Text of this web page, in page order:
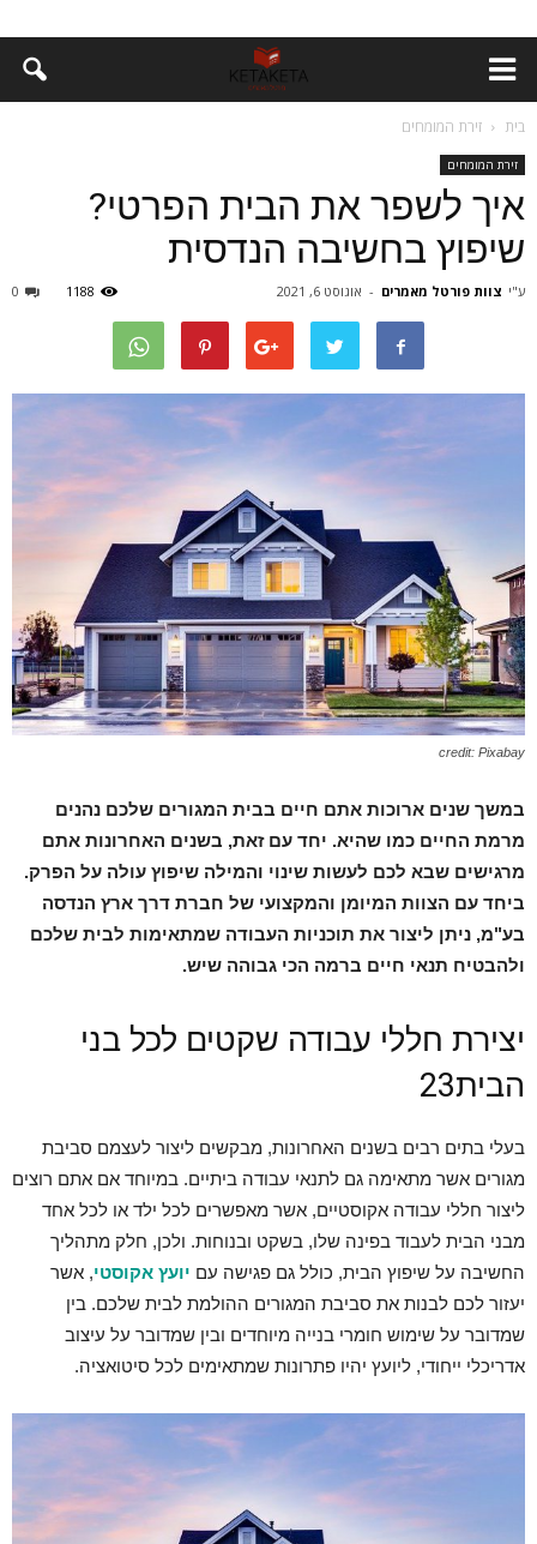
בית זירת המומחים
זירת המומחים
איך לשפר את הבית הפרטי?
שיפוץ בחשיבה הנדסית
ע"י צוות פורטל מאמרים - אוגוסט 6, 2021 0 1188
credit: Pixabay
במשך שנים ארוכות אתם חיים בבית המגורים שלכם נהנים
מרמת החיים כמו שהיא. יחד עם זאת, בשנים האחרונות אתם
מרגישים שבא לכם לעשות שינוי והמילה שיפוץ עולה על הפרק.
ביחד עם הצוות המיומן והמקצועי של חברת דרך ארץ הנדסה
בע"מ, ניתן ליצור את תוכניות העבודה שמתאימות לבית שלכם
ולהבטיח תנאי חיים ברמה הכי גבוהה שיש.
יצירת חללי עבודה שקטים לכל בני
הבית23
בעלי בתים רבים בשנים האחרונות, מבקשים ליצור לעצמם סביבת
מגורים אשר מתאימה גם לתנאי עבודה ביתיים. במיוחד אם אתם רוצים
ליצור חללי עבודה אקוסטיים, אשר מאפשרים לכל ילד או לכל אחד
מבני הבית לעבוד בפינה שלו, בשקט ובנוחות. ולכן, חלק מתהליך
החשיבה על שיפוץ הבית, כולל גם פגישה עם יועץ אקוסטי, אשר
יעזור לכם לבנות את סביבת המגורים ההולמת לבית שלכם. בין
שמדובר על שימוש חומרי בנייה מיוחדים ובין שמדובר על עיצוב
אדריכלי ייחודי, ליועץ יהיו פתרונות שמתאימים לכל סיטואציה.